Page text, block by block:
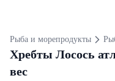
Рыба и морепродукты
Хребты Лосось
вес